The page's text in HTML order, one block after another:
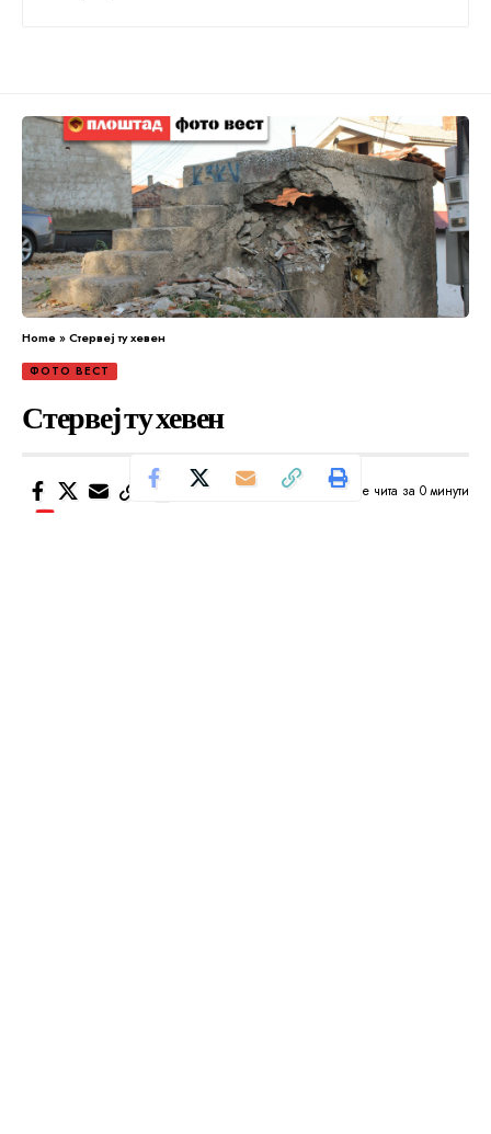
Home»Стервеј ту хевен
ФОТО ВЕСТ
Стервеј ту хевен
Се чита за 0 минути